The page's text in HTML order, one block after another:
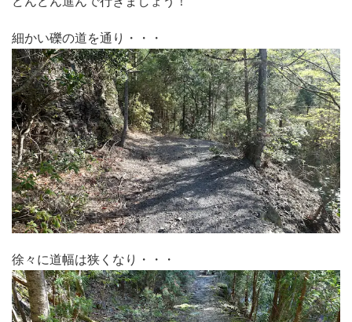
細かい礫の道を通り・・・
徐々に道幅は狭くなり・・・